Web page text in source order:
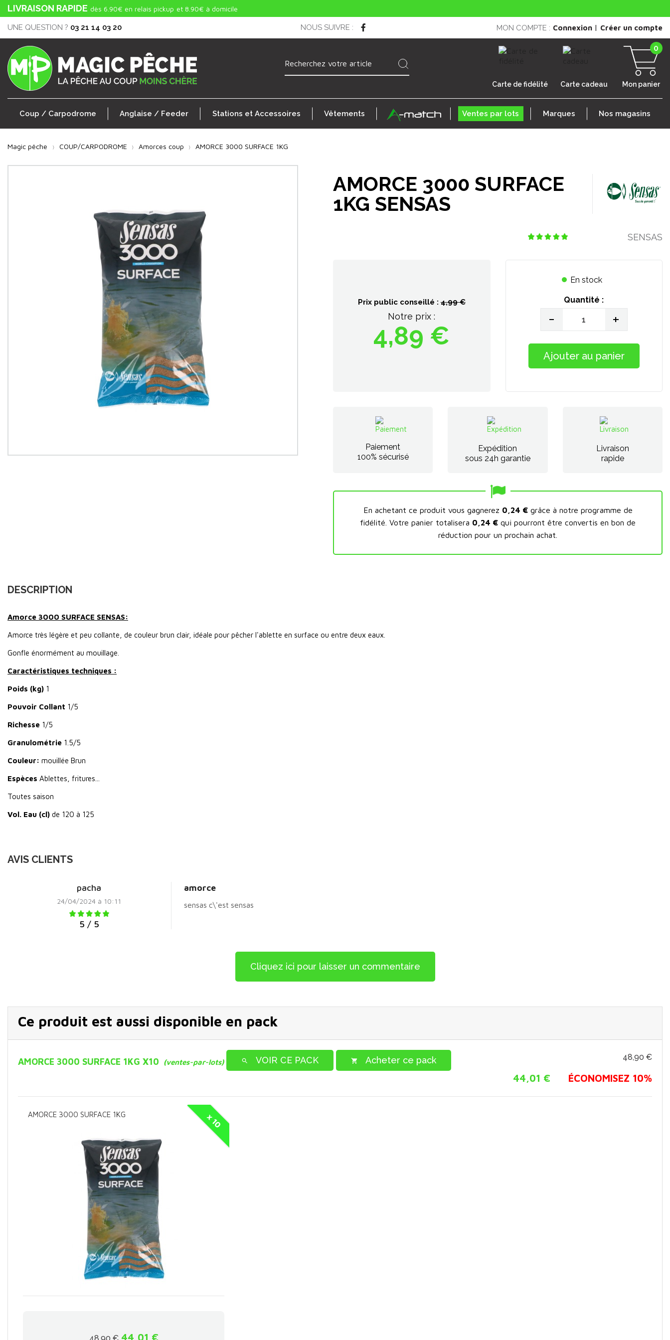
LIVRAISON RAPIDE dès 6.90€ en relais pickup et 8.90€ à domicile
UNE QUESTION ? 03 21 14 03 20 NOUS SUIVRE : MON COMPTE : Connexion | Créer un compte
Carte de fidélité Carte cadeau Mon panier
0
Coup / Carpodrome Anglaise / Feeder Stations et Accessoires Vêtements Ventes par lots Marques Nos magasins
Magic pêche COUP/CARPODROME Amorces coup AMORCE 3000 SURFACE 1KG
AMORCE 3000 SURFACE
1KG SENSAS
SENSAS
Prix public conseillé : 4,99 €
Notre prix :
4,89 €
En stock
Quantité :
- +
Ajouter au panier
Paiement
100% sécurisé
Expédition
sous 24h garantie
Livraison
rapide
En achetant ce produit vous gagnerez 0,24 €grâce à notre programme de
fidélité. Votre panier totalisera 0,24 € qui pourront être convertis en bon de
réduction pour un prochain achat.
DESCRIPTION
Amorce 3000 SURFACE SENSAS:
Amorce très légère et peu collante, de couleur brun clair, idéale pour pêcher l'ablette en surface ou entre deux eaux.
Gonfle énormément au mouillage.
Caractéristiques techniques :
Poids (kg) 1
Pouvoir Collant 1/5
Richesse 1/5
Granulométrie 1.5/5
Couleur: mouillée Brun
Espèces Ablettes, fritures...
Toutes saison
Vol. Eau (cl) de 120 à 125
AVIS CLIENTS
pacha
24/04/2024 à 10:11
5 / 5
amorce
sensas c\'est sensas
Cliquez ici pour laisser un commentaire
Ce produit est aussi disponible en pack
AMORCE 3000 SURFACE 1KG X10 (ventes-par-lots)  VOIR CE PACK  Acheter ce pack 48,90 €
44,01 € ÉCONOMISEZ 10%
x 10
AMORCE 3000 SURFACE 1KG
44,01 €